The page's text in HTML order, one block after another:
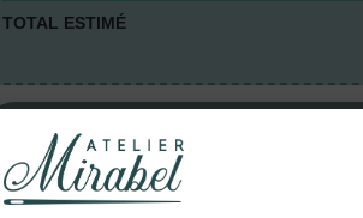
TOTAL ESTIMÉ